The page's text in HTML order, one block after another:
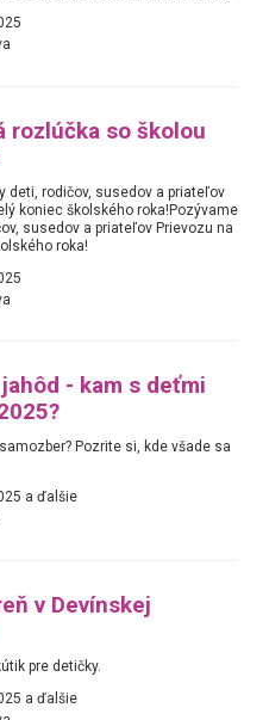
rozlúčka so školou
deti, rodičov, susedov a priateľov
koniec školského roka!Pozývame
susedov a priateľov Prievozu na
roka!
- kam s deťmi
Pozrite si, kde všade sa
a ďalšie
v Devínskej
pre detičky.
a ďalšie